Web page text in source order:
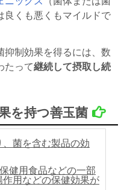
良くも悪くもマイルドで
抑制効果を得るには、数
たって継続して摂取し続
を持つ善玉菌
菌を含む製品の効
健用食品などの一部
用などの保健効果が